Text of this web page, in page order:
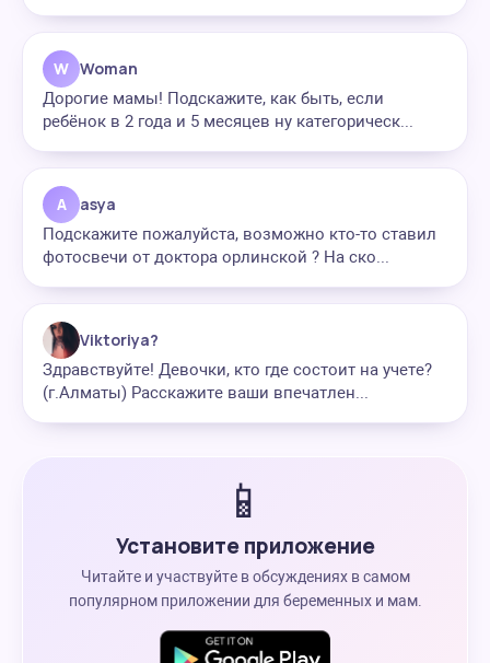
W Woman
Дорогие мамы! Подскажите, как быть, если
ребёнок в 2 года и 5 месяцев ну категорическ...
A asya
Подскажите пожалуйста, возможно кто-то ставил
фотосвечи от доктора орлинской ? На ско...
Viktoriya?
Здравствуйте! Девочки, кто где состоит на учете?
(г.Алматы) Расскажите ваши впечатлен...
📱
Установите приложение
Читайте и участвуйте в обсуждениях в самом
популярном приложении для беременных и мам.